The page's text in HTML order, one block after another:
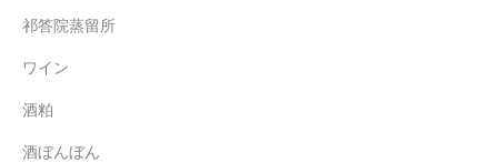
祁答院蒸留所
ワイン
酒粕
酒ぼんぼん